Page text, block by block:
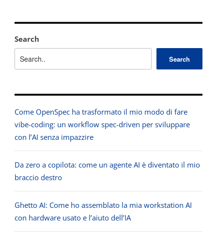
Search
Search
Come OpenSpec ha trasformato il mio modo di fare
vibe-coding: un workflow spec-driven per sviluppare
con l’AI senza impazzire
Da zero a copilota: come un agente AI è diventato il mio
braccio destro
Ghetto AI: Come ho assemblato la mia workstation AI
con hardware usato e l’aiuto dell’IA